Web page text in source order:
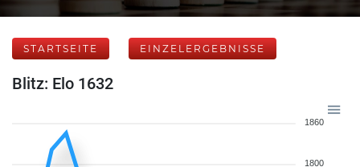
STARTSEITE EINZELERGEBNISSE
Blitz: Elo 1632
1860
1800